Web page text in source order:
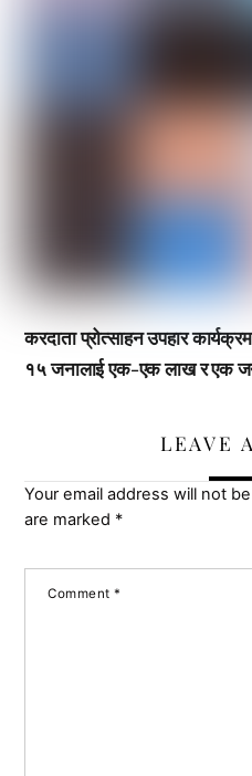
करदाता प्रोत्साहन उपहार
१५ जनालाई एक-एक लाख र एक
LEAVE
Your email address will not
are marked *
Comment*